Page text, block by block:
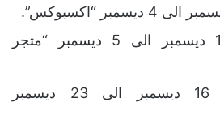
ابتداءً من يوم 1 ديسمبر الى 5 ديسمبر “متجر
ابتداءً من يوم 16 ديسمبر الى 23 ديسمبر